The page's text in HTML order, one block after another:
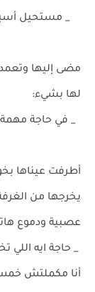
_ مستحيل
مضى إليها
لها بشيء:
_ في حاجة مهمة
أطرفت عيناها
يخرجها من
عصبية ودموع
_ حاجة ايه اللي
أنا مكملتش